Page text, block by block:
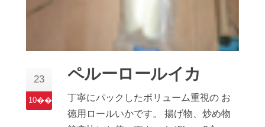
23
10��
ペルーロールイカ
丁寧にパックしたボリューム重視の お
徳用ロールいかです。 揚げ物、炒め物